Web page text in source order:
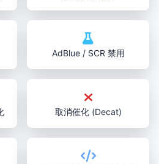
AdBlue / SCR 禁用
取消催化 (Decat)